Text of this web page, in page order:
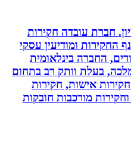
עובדה חקירות
ומודיעין עסקי
בינלאומית
בעלת וותק רב בתחום
אישות, חקירות
מורכבות חובקות